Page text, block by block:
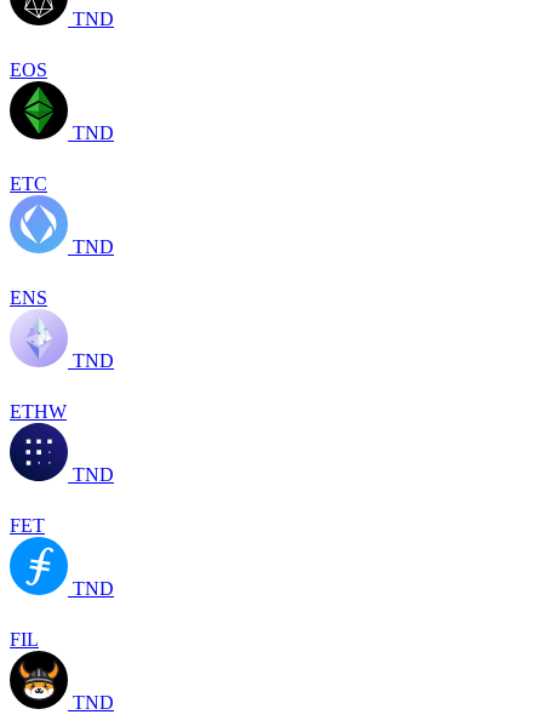
TND
EOS
TND
ETC
TND
ENS
TND
ETHW
TND
FET
TND
FIL
TND